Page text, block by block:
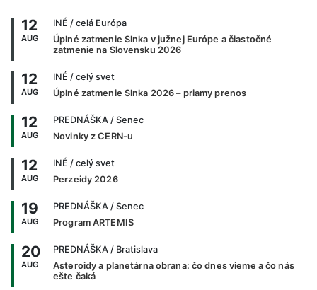
12
AUG
INÉ / celá Európa
Úplné zatmenie Slnka v južnej Európe a čiastočné
zatmenie na Slovensku 2026
12
AUG
INÉ / celý svet
Úplné zatmenie Slnka 2026 – priamy prenos
12
AUG
PREDNÁŠKA / Senec
Novinky z CERN-u
12
AUG
INÉ / celý svet
Perzeidy 2026
19
AUG
PREDNÁŠKA / Senec
Program ARTEMIS
20
AUG
PREDNÁŠKA / Bratislava
Asteroidy a planetárna obrana: čo dnes vieme a čo nás
ešte čaká